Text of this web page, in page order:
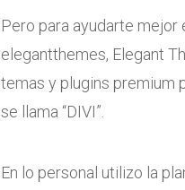
Pero para ayudarte
elegantthemes, Elegant
temas y plugins premium
se llama “DIVI”.
En lo personal utilizo la